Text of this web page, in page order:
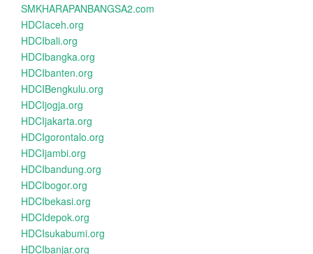
SMKHARAPANBANGSA2.com
HDCIaceh.org
HDCIbali.org
HDCIbangka.org
HDCIbanten.org
HDCIBengkulu.org
HDCIjogja.org
HDCIjakarta.org
HDCIgorontalo.org
HDCIjambi.org
HDCIbandung.org
HDCIbogor.org
HDCIbekasi.org
HDCIdepok.org
HDCIsukabumi.org
HDCIbanjar.org